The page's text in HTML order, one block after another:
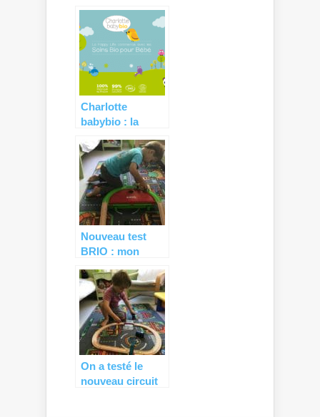
SMART TECH (+
CONCOURS)
Charlotte
babybio : la
de soins bébé
BIO à prix mini !
Nouveau test
BRIO : mon
voyage ! (+
CONCOURS)
On a testé le
nouveau circuit